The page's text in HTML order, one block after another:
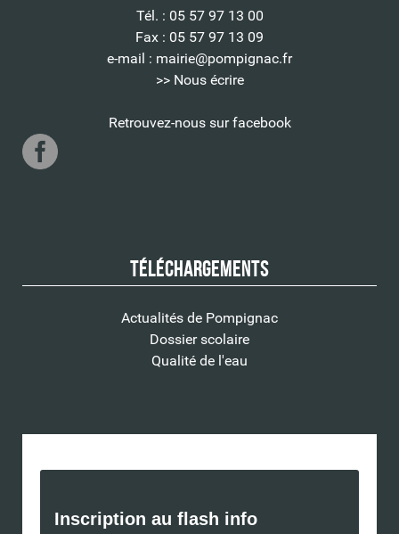
Tél. : 05 57 97 13 00
Fax : 05 57 97 13 09
e-mail : mairie@pompignac.fr
>> Nous écrire
Retrouvez-nous sur facebook
Téléchargements
Actualités de Pompignac
Dossier scolaire
Qualité de l'eau